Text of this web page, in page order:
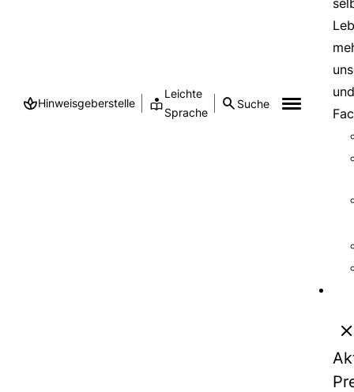
Hinweisgeberstelle
Leichte
Sprache
Suche